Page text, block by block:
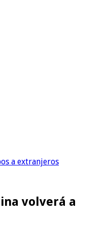
a extranjeros
volverá a